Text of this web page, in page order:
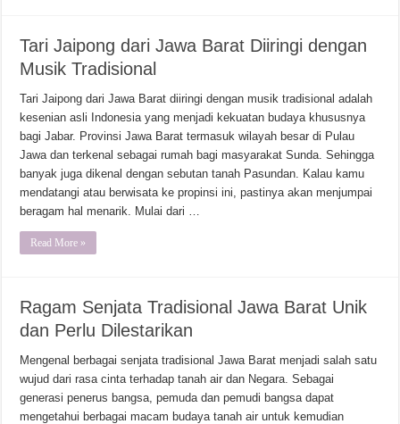
Tari Jaipong dari Jawa Barat Diiringi dengan
Musik Tradisional
Tari Jaipong dari Jawa Barat diiringi dengan musik tradisional adalah
kesenian asli Indonesia yang menjadi kekuatan budaya khususnya
bagi Jabar. Provinsi Jawa Barat termasuk wilayah besar di Pulau
Jawa dan terkenal sebagai rumah bagi masyarakat Sunda. Sehingga
banyak juga dikenal dengan sebutan tanah Pasundan. Kalau kamu
mendatangi atau berwisata ke propinsi ini, pastinya akan menjumpai
beragam hal menarik. Mulai dari …
Read More »
Ragam Senjata Tradisional Jawa Barat Unik
dan Perlu Dilestarikan
Mengenal berbagai senjata tradisional Jawa Barat menjadi salah satu
wujud dari rasa cinta terhadap tanah air dan Negara. Sebagai
generasi penerus bangsa, pemuda dan pemudi bangsa dapat
mengetahui berbagai macam budaya tanah air untuk kemudian